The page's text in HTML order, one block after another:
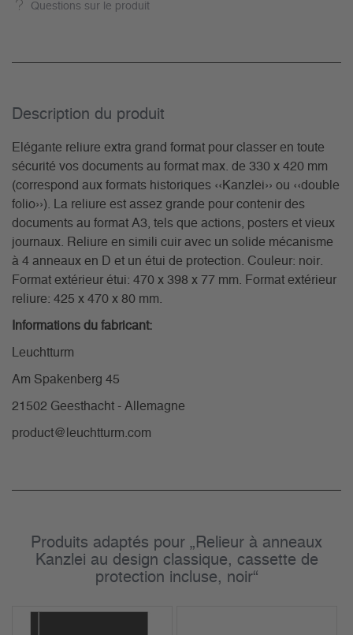
Questions sur le produit
Description du­ produit
Elégante reliure extra grand format pour classer en toute
sécurité vos documents au format max. de 330 x 420 mm
(correspond aux formats historiques ‹‹Kanzlei›› ou ‹‹double
folio››). La reliure est assez grande pour contenir des
documents au format A3, tels que actions, posters et vieux
journaux. Reliure en simili cuir avec un solide mécanisme
à 4 anneaux en D et un étui de protection. Couleur: noir.
Format extérieur étui: 470 x 398 x 77 mm. Format extérieur
reliure: 425 x 470 x 80 mm.
Informations du fabricant:
Leuchtturm
Am Spakenberg 45
21502 Geesthacht - Allemagne
product@leuchtturm.com
Produits adaptés pour „Relieur à anneaux
Kanzlei au design classique, cassette de
protection incluse, noir“